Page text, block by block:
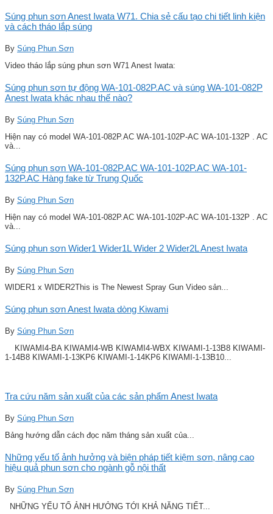
Súng phun sơn Anest Iwata W71. Chia sẻ cấu tạo chi tiết linh kiện
và cách tháo lắp súng
By Súng Phun Sơn
Video tháo lắp súng phun sơn W71 Anest Iwata:
Súng phun sơn tự động WA-101-082P.AC và súng WA-101-082P
Anest Iwata khác nhau thế nào?
By Súng Phun Sơn
Hiện nay có model WA-101-082P.AC WA-101-102P-AC WA-101-132P . AC
và...
Súng phun sơn WA-101-082P.AC WA-101-102P.AC WA-101-
132P.AC Hàng fake từ Trung Quốc
By Súng Phun Sơn
Hiện nay có model WA-101-082P.AC WA-101-102P-AC WA-101-132P . AC
và...
Súng phun sơn Wider1 Wider1L Wider 2 Wider2L Anest Iwata
By Súng Phun Sơn
WIDER1 x WIDER2This is The Newest Spray Gun Video sản...
Súng phun sơn Anest Iwata dòng Kiwami
By Súng Phun Sơn
KIWAMI4-BA KIWAMI4-WB KIWAMI4-WBX KIWAMI-1-13B8 KIWAMI-
1-14B8 KIWAMI-1-13KP6 KIWAMI-1-14KP6 KIWAMI-1-13B10...
Tra cứu năm sản xuất của các sản phẩm Anest Iwata
By Súng Phun Sơn
Bảng hướng dẫn cách đọc năm tháng sản xuất của...
Những yếu tố ảnh hưởng và biện pháp tiết kiệm sơn, nâng cao
hiệu quả phun sơn cho ngành gỗ nội thất
By Súng Phun Sơn
NHỮNG YẾU TỐ ẢNH HƯỞNG TỚI KHẢ NĂNG TIẾT...